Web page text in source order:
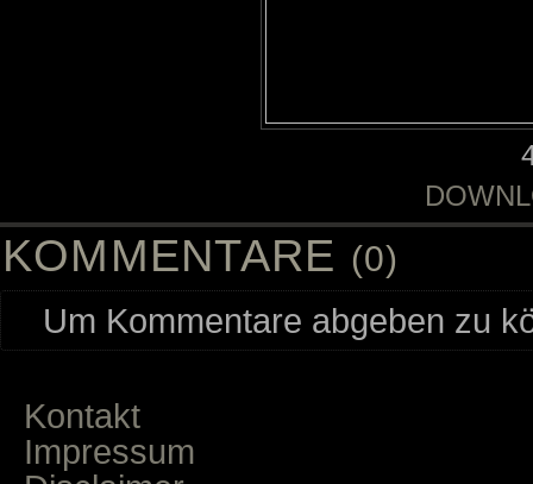
KOMMENTARE (0)
Um Kommentare abgeben zu
Kontakt
Impressum